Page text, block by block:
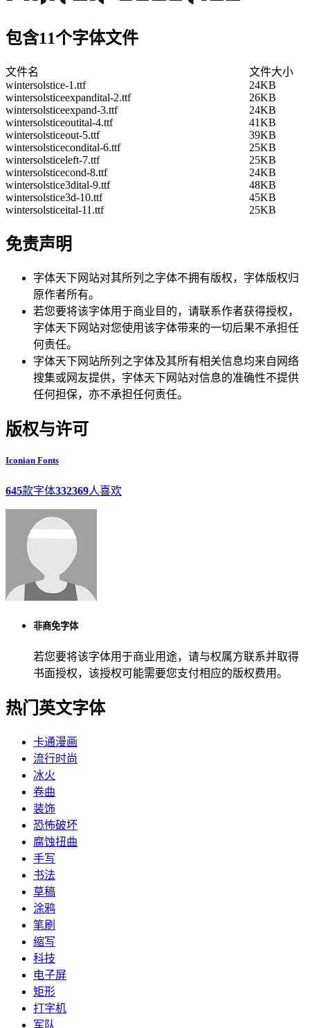
包含11个字体文件
文件名
文件大小
wintersolstice-1.ttf
24KB
wintersolsticeexpandital-2.ttf
26KB
wintersolsticeexpand-3.ttf
24KB
wintersolsticeoutital-4.ttf
41KB
wintersolsticeout-5.ttf
39KB
wintersolsticecondital-6.ttf
25KB
wintersolsticeleft-7.ttf
25KB
wintersolsticecond-8.ttf
24KB
wintersolstice3dital-9.ttf
48KB
wintersolstice3d-10.ttf
45KB
wintersolsticeital-11.ttf
25KB
免责声明
字体天下网站对其所列之字体不拥有版权，字体版权归
原作者所有。
若您要将该字体用于商业目的，请联系作者获得授权，
字体天下网站对您使用该字体带来的一切后果不承担任
何责任。
字体天下网站所列之字体及其所有相关信息均来自网络
搜集或网友提供，字体天下网站对信息的准确性不提供
任何担保，亦不承担任何责任。
版权与许可
Iconian Fonts
645款字体332369人喜欢
非商免字体
若您要将该字体用于商业用途，请与权属方联系并取得
书面授权，该授权可能需要您支付相应的版权费用。
热门英文字体
卡通漫画
流行时尚
冰火
卷曲
装饰
恐怖破坏
腐蚀扭曲
手写
书法
草稿
涂鸦
笔刷
缩写
科技
电子屏
矩形
打字机
军队